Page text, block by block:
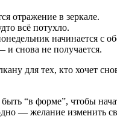
отражение в зеркале.
всё потухло.
начинается с
снова не получается.
для тех, кто хочет
“в форме”, чтобы
— желание изменить